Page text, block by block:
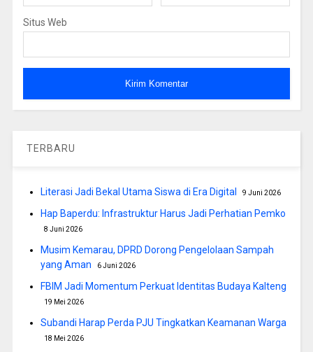
Situs Web
TERBARU
Literasi Jadi Bekal Utama Siswa di Era Digital 9 Juni 2026
Hap Baperdu: Infrastruktur Harus Jadi Perhatian Pemko
8 Juni 2026
Musim Kemarau, DPRD Dorong Pengelolaan Sampah
yang Aman
6 Juni 2026
FBIM Jadi Momentum Perkuat Identitas Budaya Kalteng
19 Mei 2026
Subandi Harap Perda PJU Tingkatkan Keamanan Warga
18 Mei 2026